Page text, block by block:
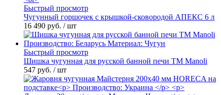
Быстрый просмотр
Чугунный горшочек с крышкой-сковородой АПЕКС 6 л
16 490 руб. / шт
Быстрый просмотр
Шишка чугунная для русской банной печи ТМ Manoli
547 руб. / шт